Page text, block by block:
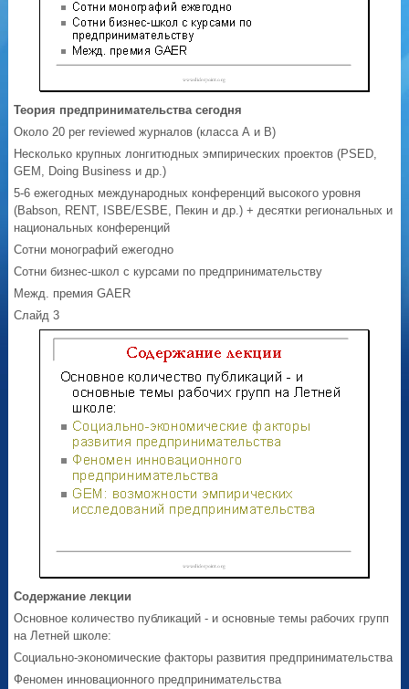
Теория предпринимательства сегодня
Около 20 per reviewed журналов (класса А и В)
Несколько крупных лонгитюдных эмпирических проектов (PSED,
GEM, Doing Business и др.)
5-6 ежегодных международных конференций высокого уровня
(Babson, RENT, ISBE/ESBE, Пекин и др.) + десятки региональных и
национальных конференций
Сотни монографий ежегодно
Сотни бизнес-школ с курсами по предпринимательству
Межд. премия GAER
Слайд 3
Содержание лекции
Основное количество публикаций - и основные темы рабочих групп
на Летней школе:
Социально-экономические факторы развития предпринимательства
Феномен инновационного предпринимательства